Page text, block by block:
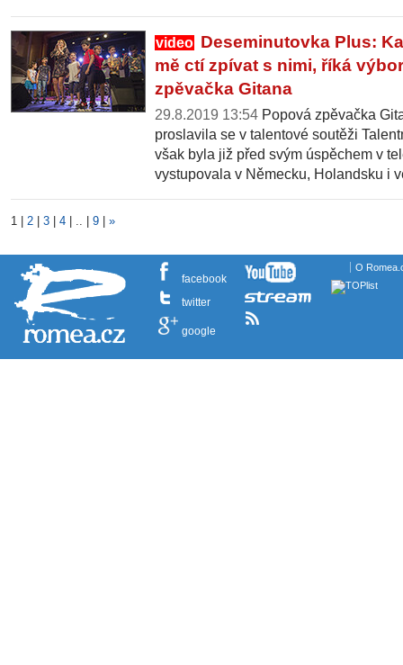
video Deseminutovka Plus:
mě ctí zpívat s nimi, říká
zpěvačka Gitana
29.8.2019 13:54 Popová zpěvačka
proslavila se v talentové soutěži
však byla již před svým úspěchem v
vystupovala v Německu, Holandsku i
1 | 2 | 3 | 4 | | 9 | »
facebook
twitter
google
O